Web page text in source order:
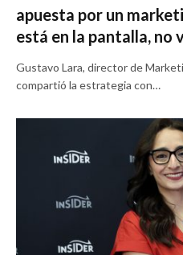
apuesta por un
está en la pantalla, no
Gustavo Lara, director de
compartió la estrategia con…